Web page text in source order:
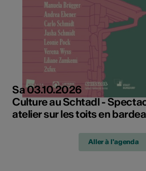
Sa 03.10.2026
Culture au Schtadl -
atelier sur les toits en
Aller à l'agenda